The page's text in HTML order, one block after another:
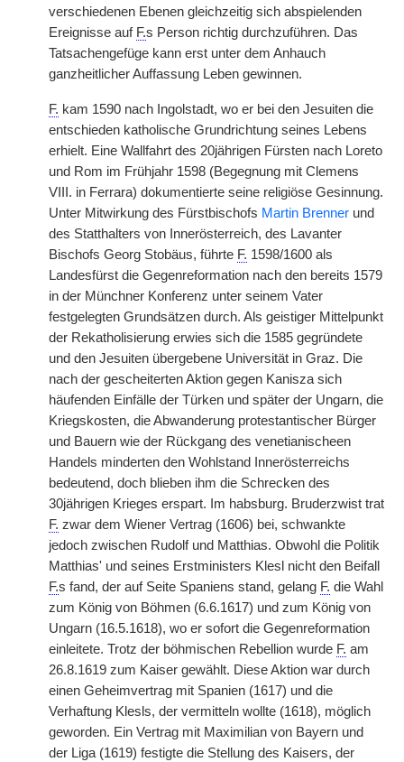
verschiedenen Ebenen gleichzeitig sich abspielenden
Ereignisse auf F.s Person richtig durchzuführen. Das
Tatsachengefüge kann erst unter dem Anhauch
ganzheitlicher Auffassung Leben gewinnen.
F. kam 1590 nach Ingolstadt, wo er bei den Jesuiten die
entschieden katholische Grundrichtung seines Lebens
erhielt. Eine Wallfahrt des 20jährigen Fürsten nach Loreto
und Rom im Frühjahr 1598 (Begegnung mit Clemens
VIII. in Ferrara) dokumentierte seine religiöse Gesinnung.
Unter Mitwirkung des Fürstbischofs Martin Brenner und
des Statthalters von Innerösterreich, des Lavanter
Bischofs Georg Stobäus, führte F. 1598/1600 als
Landesfürst die Gegenreformation nach den bereits 1579
in der Münchner Konferenz unter seinem Vater
festgelegten Grundsätzen durch. Als geistiger Mittelpunkt
der Rekatholisierung erwies sich die 1585 gegründete
und den Jesuiten übergebene Universität in Graz. Die
nach der gescheiterten Aktion gegen Kanisza sich
häufenden Einfälle der Türken und später der Ungarn, die
Kriegskosten, die Abwanderung protestantischer Bürger
und Bauern wie der Rückgang des venetianischeen
Handels minderten den Wohlstand Innerösterreichs
bedeutend, doch blieben ihm die Schrecken des
30jährigen Krieges erspart. Im habsburg. Bruderzwist trat
F. zwar dem Wiener Vertrag (1606) bei, schwankte
jedoch zwischen Rudolf und Matthias. Obwohl die Politik
Matthias' und seines Erstministers Klesl nicht den Beifall
F.s fand, der auf Seite Spaniens stand, gelang F. die Wahl
zum König von Böhmen (6.6.1617) und zum König von
Ungarn (16.5.1618), wo er sofort die Gegenreformation
einleitete. Trotz der böhmischen Rebellion wurde F. am
26.8.1619 zum Kaiser gewählt. Diese Aktion war durch
einen Geheimvertrag mit Spanien (1617) und die
Verhaftung Klesls, der vermitteln wollte (1618), möglich
geworden. Ein Vertrag mit Maximilian von Bayern und
der Liga (1619) festigte die Stellung des Kaisers, der